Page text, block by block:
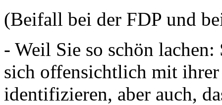
(Beifall bei der FDP und
- Weil Sie so schön lachen:
sich offensichtlich mit
identifizieren, aber auch,